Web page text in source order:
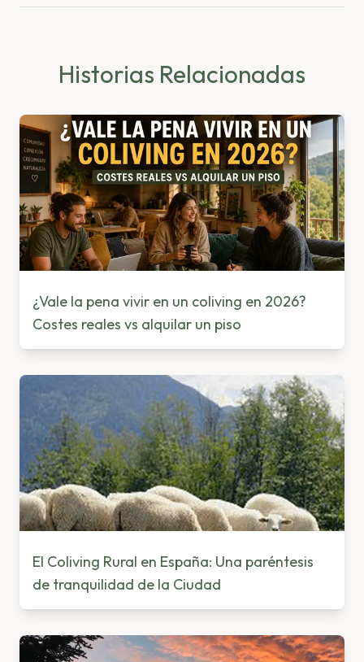
Historias Relacionadas
¿Vale la pena vivir en un coliving en 2026?
Costes reales vs alquilar un piso
El Coliving Rural en España: Una paréntesis
de tranquilidad de la Ciudad